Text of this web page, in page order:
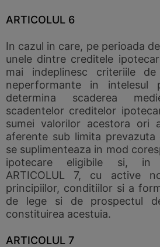
ARTICOLUL 6
In cazul in care, pe perioada
unele dintre creditele
mai indeplinesc criteriile
neperformante in intelesul
determina scaderea
scadentelor creditelor
sumei valorilor acestora ori
aferente sub limita
se suplimenteaza in mod
ipotecare eligibile si, in
ARTICOLUL 7, cu active
principiilor, conditiilor si a
de lege si de prospectul
constituirea acestuia.
ARTICOLUL 7